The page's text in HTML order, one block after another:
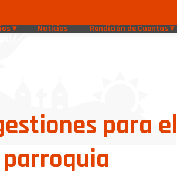
Noticias Rendición de Cuentas
para el